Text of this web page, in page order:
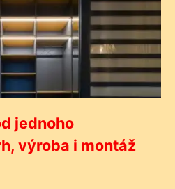
jednoho
výroba i montáž